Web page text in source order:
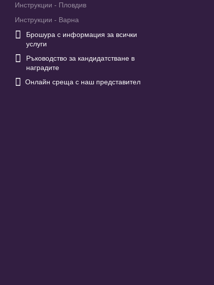
Инструкции - Пловдив
Инструкции - Варна

Брошура с информация за всички
услуги

Ръководство за кандидатстване в
наградите
 Онлайн среща с наш представител